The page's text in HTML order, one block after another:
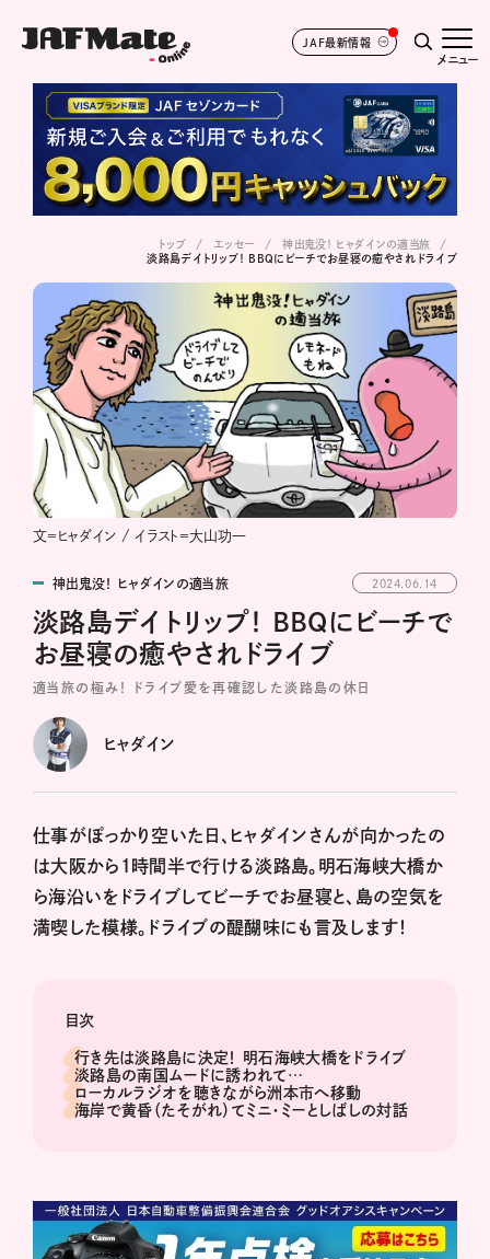
JAF最新情報
メニュー
トップ エッセー
神出鬼没！ ヒャダインの適当旅
淡路島デイトリップ！ BBQにビーチでお昼寝の癒やされドライブ
文＝ヒャダイン / イラスト＝大山功一
神出鬼没！ ヒャダインの適当旅 2024.06.14
淡路島デイトリップ！ BBQにビーチで
お昼寝の癒やされドライブ
適当旅の極み！ ドライブ愛を再確認した淡路島の休日
ヒャダイン
仕事がぽっかり空いた日、ヒャダインさんが向かったの
は大阪から１時間半で行ける淡路島。明石海峡大橋か
ら海沿いをドライブしてビーチでお昼寝と、島の空気を
満喫した模様。ドライブの醍醐味にも言及します！
目次
行き先は淡路島に決定！ 明石海峡大橋をドライブ
淡路島の南国ムードに誘われて…
ローカルラジオを聴きながら洲本市へ移動
海岸で黄昏（たそがれ）てミニ・ミーとしばしの対話